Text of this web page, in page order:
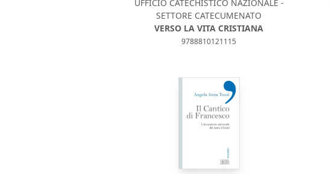
UFFICIO CATECHISTICO NAZIONALE -
SETTORE CATECUMENATO
VERSO LA VITA CRISTIANA
9788810121115